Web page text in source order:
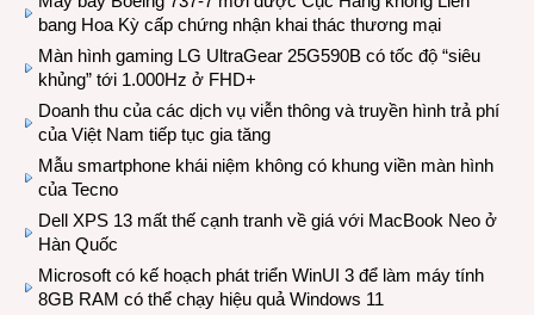
bang Hoa Kỳ cấp chứng nhận khai thác thương mại
Màn hình gaming LG UltraGear 25G590B có tốc độ “siêu
khủng” tới 1.000Hz ở FHD+
Doanh thu của các dịch vụ viễn thông và truyền hình trả phí
của Việt Nam tiếp tục gia tăng
Mẫu smartphone khái niệm không có khung viền màn hình
của Tecno
Dell XPS 13 mất thế cạnh tranh về giá với MacBook Neo ở
Hàn Quốc
Microsoft có kế hoạch phát triển WinUI 3 để làm máy tính
8GB RAM có thể chạy hiệu quả Windows 11